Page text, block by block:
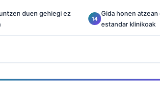
duen gehiegi ez
Gida honen
estandar klinikoak